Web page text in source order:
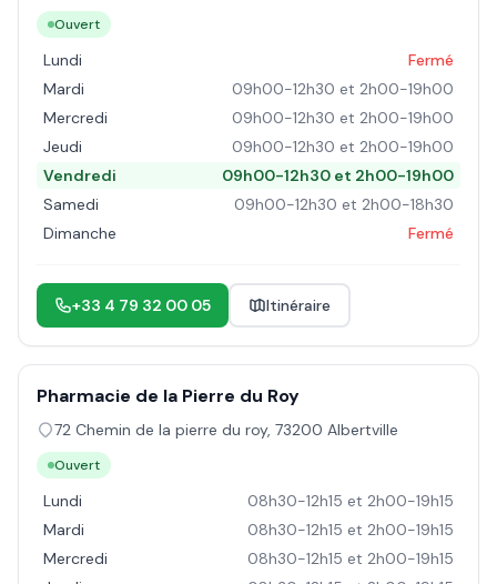
Ouvert
Lundi
Fermé
Mardi
09h00-12h30 et 2h00-19h00
Mercredi
09h00-12h30 et 2h00-19h00
Jeudi
09h00-12h30 et 2h00-19h00
Vendredi
09h00-12h30 et 2h00-19h00
Samedi
09h00-12h30 et 2h00-18h30
Dimanche
Fermé
+33 4 79 32 00 05 Itinéraire
Pharmacie de la Pierre du Roy
72 Chemin de la pierre du roy, 73200 Albertville
Ouvert
Lundi
08h30-12h15 et 2h00-19h15
Mardi
08h30-12h15 et 2h00-19h15
Mercredi
08h30-12h15 et 2h00-19h15